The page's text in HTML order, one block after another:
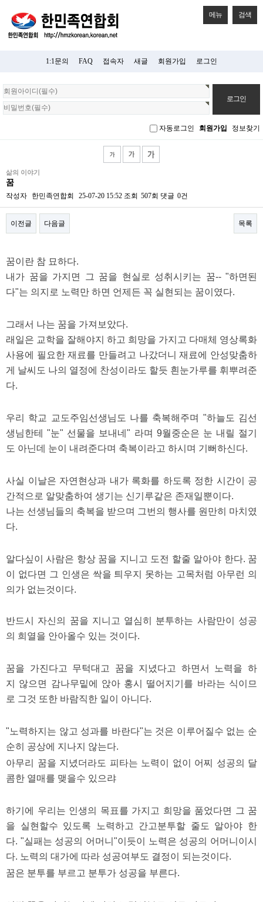
메뉴 검색
1:1문의 FAQ 접속자 새글 회원가입 로그인
회
원
로
자동로그인 회원가입 정보찾기
삶의 이야기
꿈
작성자 한민족연합회 25-07-20 15:52 조회 507회 댓글 0건
이전글 다음글 목록
꿈이란 참 묘하다.
내가 꿈을 가지면 그 꿈을 현실로 성취시키는 꿈-- "하면된
다"는 의지로 노력만 하면 언제든 꼭 실현되는 꿈이였다.
그래서 나는 꿈을 가져보았다.
래일은 교학을 잘해야지 하고 희망을 가지고 다매체 영상록화
사용에 필요한 재료를 만들려고 나갔더니 재료에 안성맞춤하
게 날씨도 나의 열정에 찬성이라도 할듯 흰눈가루를 휘뿌려준
다.
우리 학교 교도주임선생님도 나를 축복해주며 "하늘도 김선
생님한테 "눈" 선물을 보내네" 라며 9월중순은 눈 내릴 절기
도 아닌데 눈이 내려준다며 축복이라고 하시며 기뻐하신다.
사실 이날은 자연현상과 내가 록화를 하도록 정한 시간이 공
간적으로 알맞춤하여 생기는 신기루같은 존재일뿐이다.
나는 선생님들의 축복을 받으며 그번의 행사를 원만히 마치였
다.
알다싶이 사람은 항상 꿈을 지니고 도전 할줄 알아야 한다. 꿈
이 없다면 그 인생은 싹을 틔우지 못하는 고목처럼 아무런 의
의가 없는것이다.
반드시 자신의 꿈을 지니고 열심히 분투하는 사람만이 성공
의 희열을 안아올수 있는 것이다.
꿈을 가진다고 무턱대고 꿈을 지녔다고 하면서 노력을 하
지 않으면 감나무밑에 앉아 홍시 떨어지기를 바라는 식이므
로 그것 또한 바람직한 일이 아니다.
"노력하지는 않고 성과를 바란다"는 것은 이루어질수 없는 순
순히 공상에 지나지 않는다.
아무리 꿈을 지녔더라도 피타는 노력이 없이 어찌 성공의 달
콤한 열매를 맺을수 있으랴
하기에 우리는 인생의 목표를 가지고 희망을 품었다면 그 꿈
을 실현할수 있도록 노력하고 간고분투할 줄도 알아야 한
다. "실패는 성공의 어머니"이듯이 노력은 성공의 어머니이시
다. 노력의 대가에 따라 성공여부도 결정이 되는것이다.
꿈은 분투를 부르고 분투가 성공을 부른다.